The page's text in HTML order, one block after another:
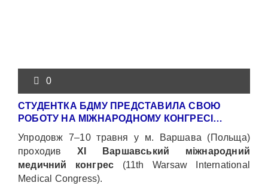
0
СТУДЕНТКА БДМУ ПРЕДСТАВИЛА СВОЮ
РОБОТУ НА МІЖНАРОДНОМУ КОНГРЕСІ…
Упродовж 7–10 травня у м. Варшава (Польща)
проходивXІ Варшавський міжнародний
медичний конгрес (11th Warsaw International
Medical Congress).